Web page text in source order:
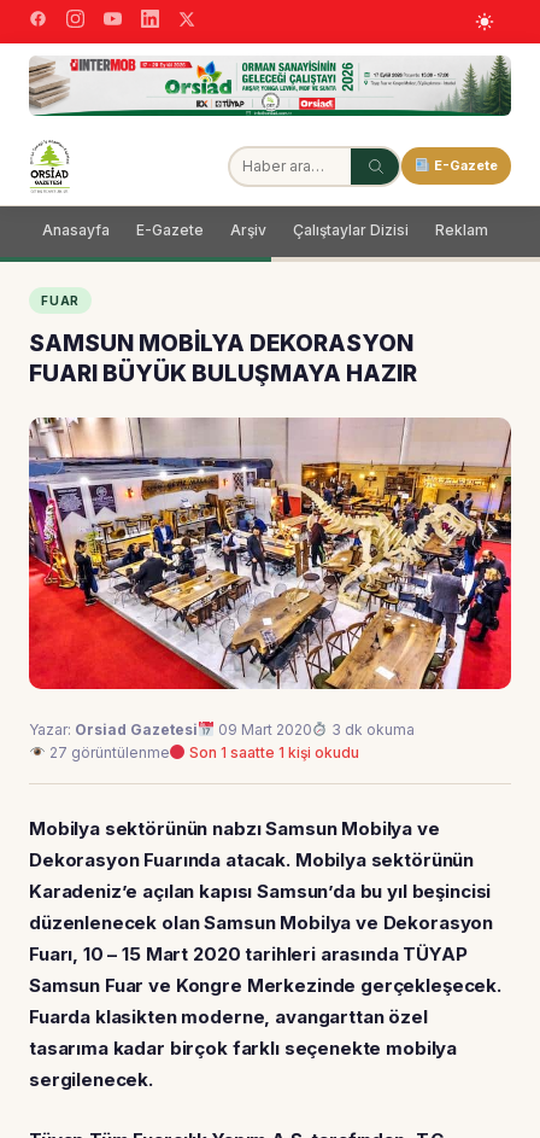
E-Gazete
Anasayfa E-Gazete Arşiv Çalıştaylar Dizisi Reklam
FUAR
SAMSUN MOBİLYA DEKORASYON
FUARI BÜYÜK BULUŞMAYA HAZIR
Yazar: Orsiad Gazetesi 09 Mart 2020
3 dk okuma
27 görüntülenme
Son 1 saatte 1 kişi okudu
Mobilya sektörünün nabzı Samsun Mobilya ve
Dekorasyon Fuarında atacak. Mobilya sektörünün
Karadeniz’e açılan kapısı Samsun’da bu yıl beşincisi
düzenlenecek olan Samsun Mobilya ve Dekorasyon
Fuarı, 10 – 15 Mart 2020 tarihleri arasında TÜYAP
Samsun Fuar ve Kongre Merkezinde gerçekleşecek.
Fuarda klasikten moderne, avangarttan özel
tasarıma kadar birçok farklı seçenekte mobilya
sergilenecek.